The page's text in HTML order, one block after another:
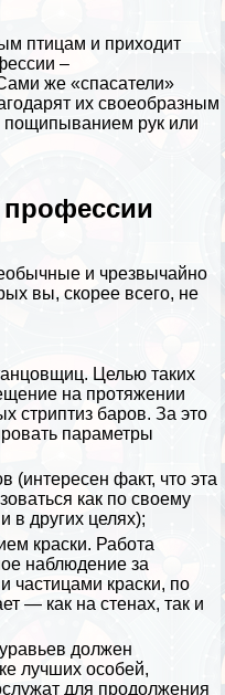
птицам и приходит
–
же «спасатели»
их своеобразным
рук или
и чрезвычайно
вы, скорее всего, не
Целью таких
на протяжении
cтpиптиз баров. За это
параметры
(интересен факт, что эта
как по своему
в других целях);
краски. Работа
наблюдение за
частицами краски, по
— как на стенах, так и
должен
лучших особей,
для продолжения